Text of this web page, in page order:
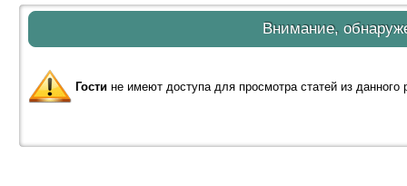
Внимание,
Гости не имеют доступа для просмотра статей из данного